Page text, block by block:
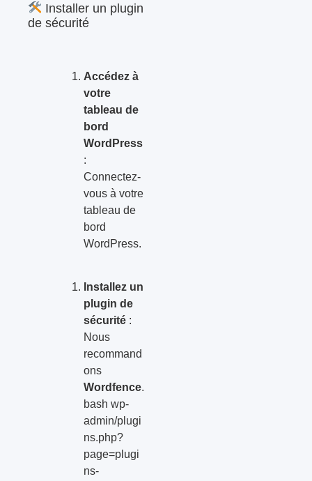
Installer un plugin
de sécurité
Accédez à
votre
tableau de
bord
WordPress
:
Connectez-
vous à votre
tableau de
bord
WordPress.
Installez un
plugin de
sécurité :
Nous
recommand
ons
Wordfence.
bash wp-
admin/plugi
ns.php?
page=plugi
ns-